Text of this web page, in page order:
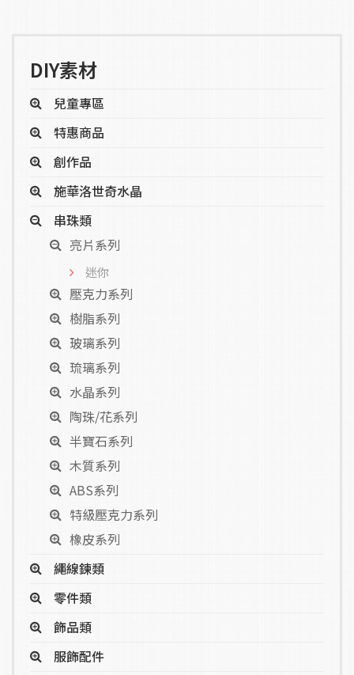
DIY素材
兒童專區
特惠商品
創作品
施華洛世奇水晶
串珠類
亮片系列
迷你
壓克力系列
樹脂系列
玻璃系列
琉璃系列
水晶系列
陶珠/花系列
半寶石系列
木質系列
ABS系列
特級壓克力系列
橡皮系列
繩線鍊類
零件類
飾品類
服飾配件